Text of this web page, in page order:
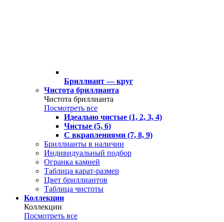
Бриллиант — круг
Чистота бриллианта
Чистота бриллианта
Посмотреть все
Идеально чистые (1, 2, 3, 4)
Чистые (5, 6)
С вкраплениями (7, 8, 9)
Бриллианты в наличии
Индивидуальный подбор
Огранка камней
Таблица карат-размер
Цвет бриллиантов
Таблица чистоты
Коллекции
Коллекции
Посмотреть все